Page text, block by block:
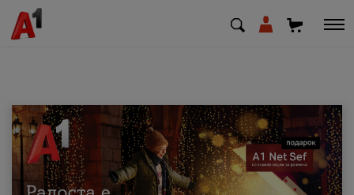
МК EN SQ